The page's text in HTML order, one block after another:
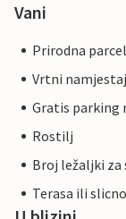
Vani
Prirodna
Vrtni namjestaj
Gratis parking
Rostilj
Broj ležaljki za
Terasa ili